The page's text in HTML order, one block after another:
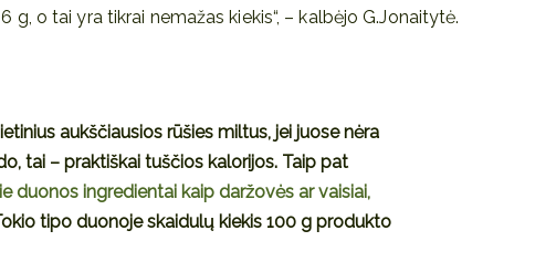
g, o tai yra tikrai nemažas kiekis“, – kalbėjo G.Jonaitytė.
aukščiausios rūšies miltus, jei juose nėra
tai – praktiškai tuščios kalorijos. Taip pat
duonos ingredientai kaip daržovės ar vaisiai,
tipo duonoje skaidulų kiekis 100 g produkto